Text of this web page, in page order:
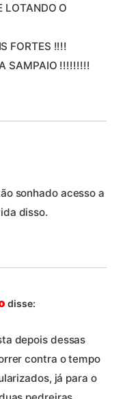
LOTANDO O
FORTES !!!!
SAMPAIO !!!!!!!!!
sonhado acesso a
disso.
disse:
depois dessas
contra o tempo
já para o